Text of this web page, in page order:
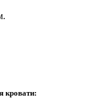
кровати: